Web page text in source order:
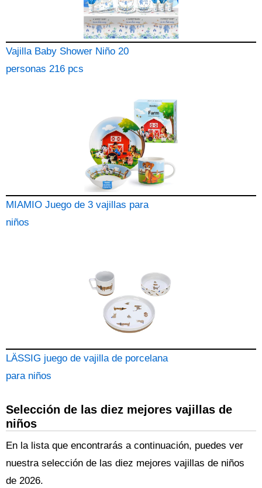
Vajilla Baby Shower Niño 20
personas 216 pcs
MIAMIO Juego de 3 vajillas para
niños
LÄSSIG juego de vajilla de porcelana
para niños
Selección de las diez mejores vajillas de
niños
En la lista que encontrarás a continuación, puedes ver
nuestra selección de las diez mejores vajillas de niños
de 2026.